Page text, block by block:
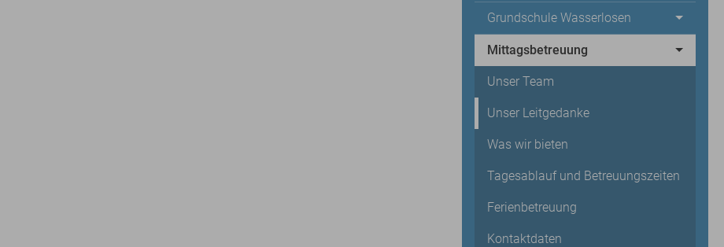
Grundschule Wasserlosen
Mittagsbetreuung
Unser Team
Unser Leitgedanke
Was wir bieten
Tagesablauf und Betreuungszeiten
Ferienbetreuung
Kontaktdaten